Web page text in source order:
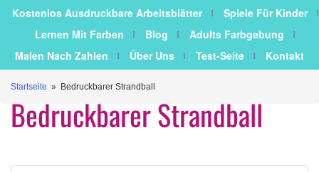
Kostenlos Ausdruckbare Arbeitsblätter
Spiele Für Kinder
Lernen Mit Farben
Blog
Adults Farbgebung
Malen Nach Zahlen
Über Uns Test-Seite Kontakt
Startseite » Bedruckbarer Strandball
Bedruckbarer Strandball